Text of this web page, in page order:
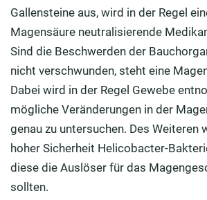
Gallensteine aus, wird in der Regel
Magensäure neutralisierende
Sind die Beschwerden der
nicht verschwunden, steht eine
Dabei wird in der Regel Gewebe
mögliche Veränderungen in der
genau zu untersuchen. Des Weiteren
hoher Sicherheit Helicobacter-
diese die Auslöser für das
sollten.